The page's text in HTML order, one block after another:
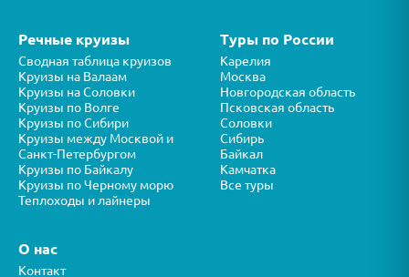
Речные круизы
Сводная таблица круизов
Круизы на Валаам
Круизы на Соловки
Круизы по Волге
Круизы по Сибири
Круизы между Москвой и
Санкт-Петербургом
Круизы по Байкалу
Круизы по Черному морю
Теплоходы и лайнеры
Туры по России
Карелия
Москва
Новгородская область
Псковская область
Соловки
Сибирь
Байкал
Камчатка
Все туры
О нас
Контакт